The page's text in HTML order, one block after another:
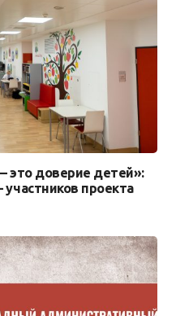
это доверие детей»:
проекта